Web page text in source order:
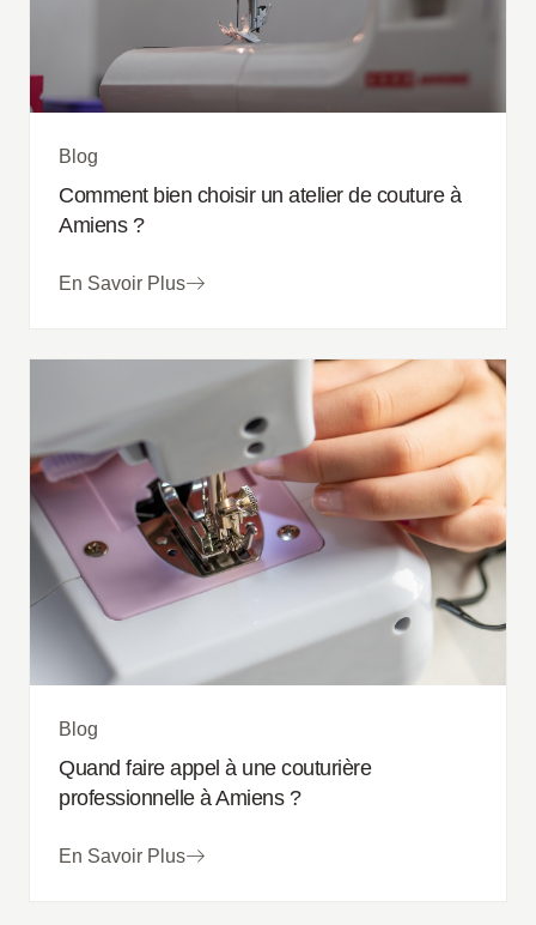
Blog
Comment bien choisir un atelier de couture à
Amiens ?
En Savoir Plus
Blog
Quand faire appel à une couturière
professionnelle à Amiens ?
En Savoir Plus